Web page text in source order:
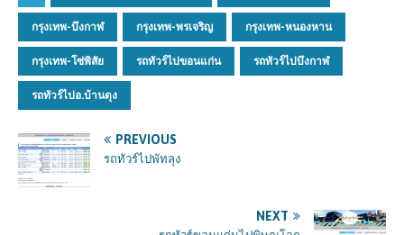
กรุงเทพ-บึงกาฬ กรุงเทพ-พรเจริญ กรุงเทพ-หนองหาน
กรุงเทพ-โซ่พิสัย รถทัวร์ไปขอนแก่น รถทัวร์ไปบึงกาฬ
รถทัวร์ไปอ.บ้านดุง
PREVIOUS
รถทัวร์ไปพัทลุง
NEXT